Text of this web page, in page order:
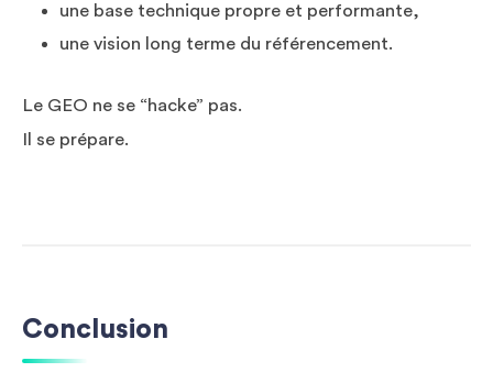
une base technique propre et performante,
une vision long terme du référencement.
Le GEO ne se “hacke” pas.
Il se prépare.
Conclusion